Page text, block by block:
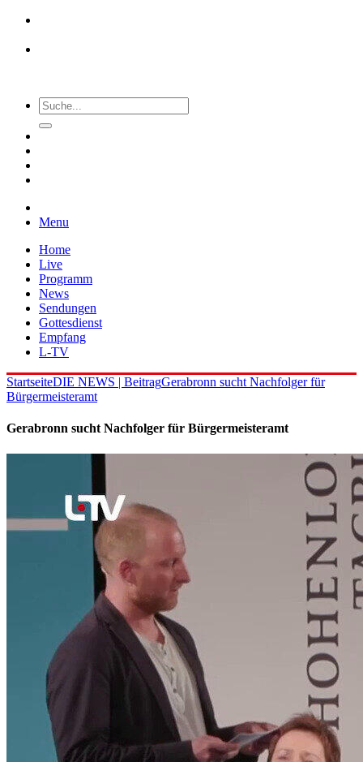
Menu
Home
Live
Programm
News
Sendungen
Gottesdienst
Empfang
L-TV
StartseiteDIE NEWS | BeitragGerabronn sucht Nachfolger für
Bürgermeisteramt
Gerabronn sucht Nachfolger für Bürgermeisteramt